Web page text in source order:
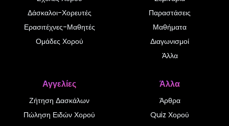
Δάσκαλοι-Χορευτές
Ερασιτέχνες-Μαθητές
Ομάδες Χορού
Παραστάσεις
Μαθήματα
Διαγωνισμοί
Άλλα
Αγγελίες
Ζήτηση Δασκάλων
Πώληση Ειδών Χορού
Άλλα
Άρθρα
Quiz Χορού